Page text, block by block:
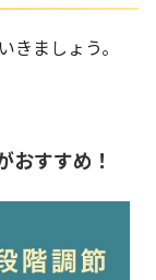
きましょう。
おすすめ！